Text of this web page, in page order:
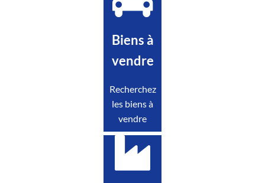
Biens à
vendre
Recherchez
les biens à
vendre